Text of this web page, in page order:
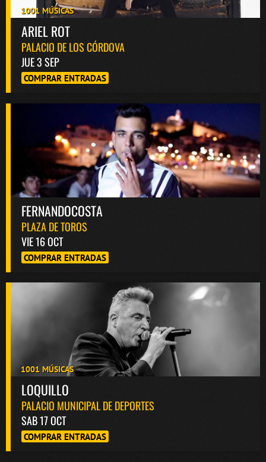
1001 MÚSICAS
ARIEL ROT
PALACIO DE LOS CÓRDOVA
JUE 3 SEP
COMPRAR ENTRADAS
FERNANDOCOSTA
PLAZA DE TOROS
VIE 16 OCT
COMPRAR ENTRADAS
1001 MÚSICAS
LOQUILLO
PALACIO MUNICIPAL DE DEPORTES
SAB 17 OCT
COMPRAR ENTRADAS